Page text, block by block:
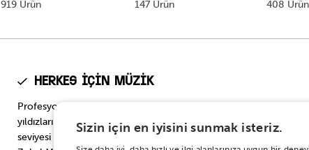
919 Ürün 147 Ürün 408 Ürün
Herkes için Müzik
Profesyonel seviyeden başlangıç seviyesine, müzik dünyasının
yıldızlarının tercih ettiği en prestijli modellerden başlangıç
seviyesi için en doğru seçeneklere… Onbinlerce enstrüman
Sizin için en iyisini sunmak isteriz.